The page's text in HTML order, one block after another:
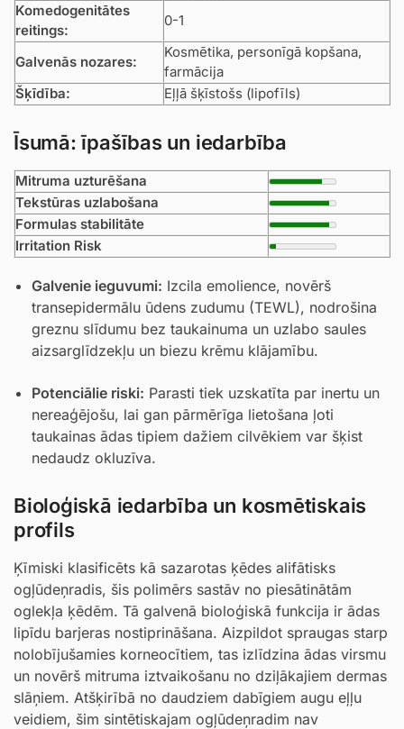
Komedogenitātes
reitings:
0-1
Galvenās nozares:
Kosmētika, personīgā kopšana,
farmācija
Šķīdība:
Eļļā šķīstošs (lipofīls)
Īsumā: īpašības un iedarbība
Mitruma uzturēšana
Tekstūras uzlabošana
Formulas stabilitāte
Irritation Risk
Galvenie ieguvumi: Izcila emolience, novērš
transepidermālu ūdens zudumu (TEWL), nodrošina
greznu slīdumu bez taukainuma un uzlabo saules
aizsarglīdzekļu un biezu krēmu klājamību.
Potenciālie riski: Parasti tiek uzskatīta par inertu un
nereaģējošu, lai gan pārmērīga lietošana ļoti
taukainas ādas tipiem dažiem cilvēkiem var šķist
nedaudz okluzīva.
Bioloģiskā iedarbība un kosmētiskais
profils
Ķīmiski klasificēts kā sazarotas ķēdes alifātisks
ogļūdeņradis, šis polimērs sastāv no piesātinātām
oglekļa ķēdēm. Tā galvenā bioloģiskā funkcija ir ādas
lipīdu barjeras nostiprināšana. Aizpildot spraugas starp
nolobījušamies korneocītiem, tas izlīdzina ādas virsmu
un novērš mitruma iztvaikošanu no dziļākajiem dermas
slāņiem. Atšķirībā no daudziem dabīgiem augu eļļu
veidiem, šim sintētiskajam ogļūdeņradim nav